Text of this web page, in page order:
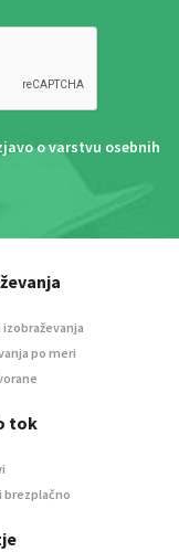
o varstvu osebnih
po meri
tok
brezplačno